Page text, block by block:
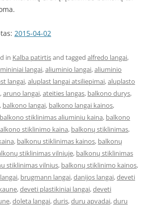
2015-04-02
in Kalba patirtisand tagged alfredo langai,
langai,aliuminio langai,aliuminio
langai,aluplast langai atsiliepimai,aluplasto
,aruno langai,ateities langas, balkono durys,
, balkono langai, balkono langai kainos,
balkono stiklinimas aliuminiu kaina, balkono
stiklinimo kaina, balkonų stiklinimas,
, balkonu stiklinimas kainos, balkonų
stiklinimas vilniuje, balkonų stiklinimas
stiklinimas vilnius, balkonų stiklinimo kainos,
, brugmann langai,danijos langai,deveti
,deveti plastikiniai langai,deveti
,doleta langai,duris,duru apvadai,duru